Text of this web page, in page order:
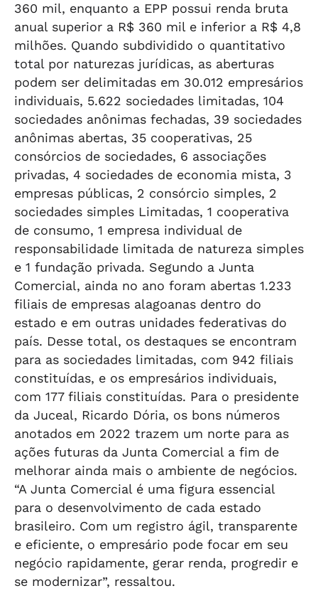
360 mil, enquanto a EPP possui renda bruta
anual superior a R$ 360 mil e inferior a R$ 4,8
milhões. Quando subdividido o quantitativo
total por naturezas jurídicas, as aberturas
podem ser delimitadas em 30.012 empresários
individuais, 5.622 sociedades limitadas, 104
sociedades anônimas fechadas, 39 sociedades
anônimas abertas, 35 cooperativas, 25
consórcios de sociedades, 6 associações
privadas, 4 sociedades de economia mista, 3
empresas públicas, 2 consórcio simples, 2
sociedades simples Limitadas, 1 cooperativa
de consumo, 1 empresa individual de
responsabilidade limitada de natureza simples
e 1 fundação privada. Segundo a Junta
Comercial, ainda no ano foram abertas 1.233
filiais de empresas alagoanas dentro do
estado e em outras unidades federativas do
país. Desse total, os destaques se encontram
para as sociedades limitadas, com 942 filiais
constituídas, e os empresários individuais,
com 177 filiais constituídas. Para o presidente
da Juceal, Ricardo Dória, os bons números
anotados em 2022 trazem um norte para as
ações futuras da Junta Comercial a fim de
melhorar ainda mais o ambiente de negócios.
“A Junta Comercial é uma figura essencial
para o desenvolvimento de cada estado
brasileiro. Com um registro ágil, transparente
e eficiente, o empresário pode focar em seu
negócio rapidamente, gerar renda, progredir e
se modernizar”, ressaltou.